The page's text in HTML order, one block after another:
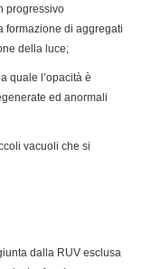
progressivo
formazione di aggregati
della luce;
quale l’opacità è
ed anormali
vacuoli che si
dalla RUV esclusa